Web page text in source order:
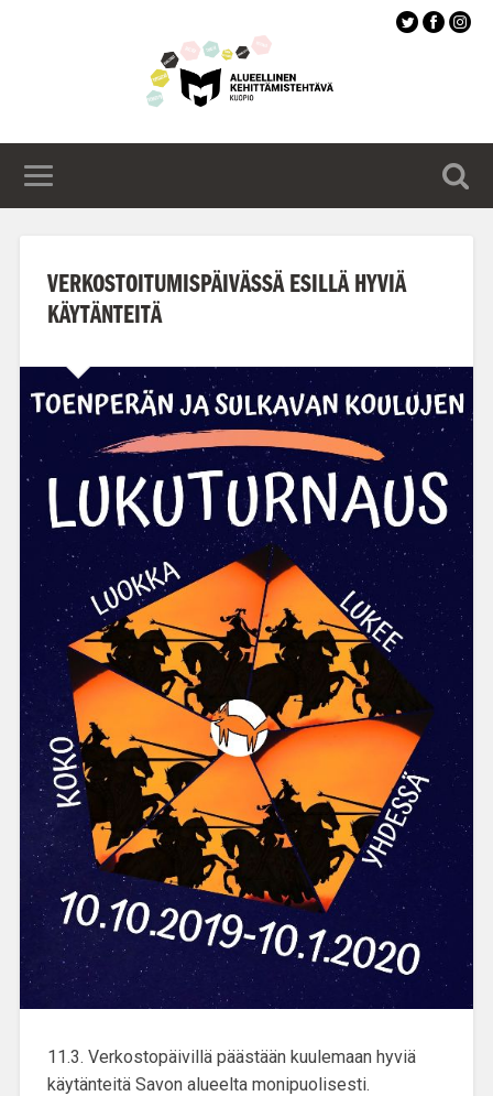
VERKOSTOITUMISPÄIVÄSSÄ ESILLÄ HYVIÄ
KÄYTÄNTEITÄ
11.3. Verkostopäivillä päästään kuulemaan hyviä
käytänteitä Savon alueelta monipuolisesti.